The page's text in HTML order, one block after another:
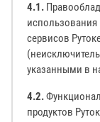
4.1.
сервисов
указанными в
4.2.
продуктов